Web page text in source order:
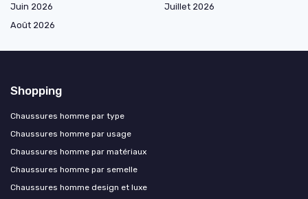
Juin 2026
Juillet 2026
Août 2026
Shopping
Chaussures homme par type
Chaussures homme par usage
Chaussures homme par matériaux
Chaussures homme par semelle
Chaussures homme design et luxe